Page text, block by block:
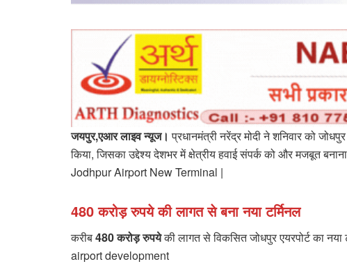
जयपुर,एआर लाइव न्यूज। प्रधानमंत्री नरेंद्र मोदी ने शनिवार को
किया, जिसका उद्देश्य देशभर में क्षेत्रीय हवाई संपर्क को और मजबूत
Jodhpur Airport New Terminal |
480 करोड़ रुपये की लागत से बना नया टर्मिनल
करीब480 करोड़ रुपयेकी लागत से विकसित जोधपुर एयरपोर्ट का नया
airport development